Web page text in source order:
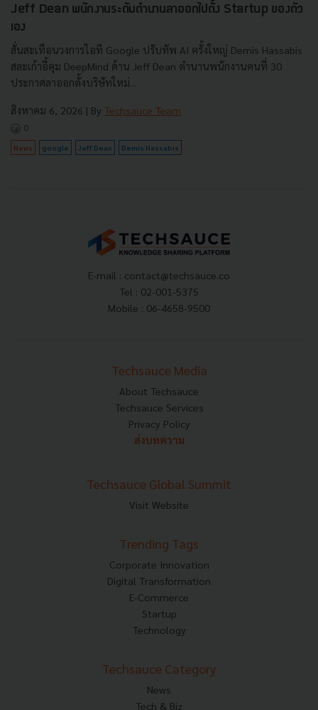
Jeff Dean พนักงานระดับตำนานลาออกไปตั้ง Startup ของตัว
เอง
สั่นสะเทือนวงการไอที Google ปรับทัพ AI ครั้งใหญ่ Demis Hassabis
สละเก้าอี้คุม DeepMind ด้าน Jeff Dean ตำนานพนักงานคนที่ 30
ประกาศลาออกตั้งบริษัทใหม่...
สิงหาคม 6, 2026 | By Techsauce Team
0
News google Jeff Dean Demis Hassabis
E-mail : contact@techsauce.co
Tel : 02-001-5375
Mobile : 06-4658-9500
Techsauce Media
About Techsauce
Techsauce Services
Privacy Policy
ส่งบทความ
Techsauce Global Summit
Visit Website
Trending Tags
Corporate Innovation
Digital Transformation
E-Commerce
Startup
Technology
Techsauce Category
News
Tech & Biz